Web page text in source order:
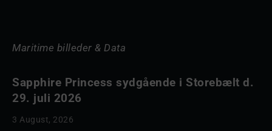
Maritime billeder & Data
Sapphire Princess sydgående i Storebælt d.
29. juli 2026
3 August, 2026